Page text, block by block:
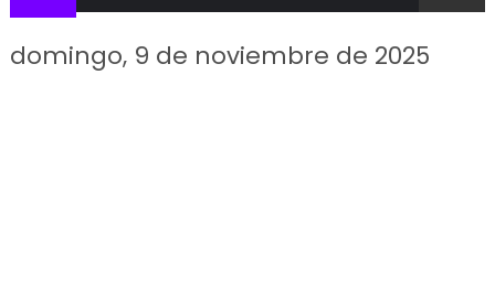
domingo, 9 de noviembre de 2025